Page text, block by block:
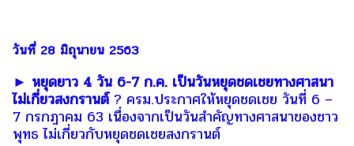
วันที่ 28 มิถุนายน 2563
► หยุดยาว 4 วัน 6-7 ก.ค. เป็นวันหยุดชดเชยทางศาสนา
ไม่เกี่ยวสงกรานต์ ? ครม.ประกาศให้หยุดชดเชย วันที่ 6 –
7 กรกฎาคม 63 เนื่องจากเป็นวันสำคัญทางศาสนาของชาว
พุทธ ไม่เกี่ยวกับหยุดชดเชยสงกรานต์